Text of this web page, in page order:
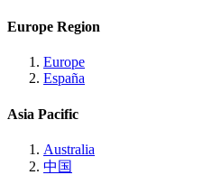
Europe Region
Europe
España
Asia Pacific
Australia
中国